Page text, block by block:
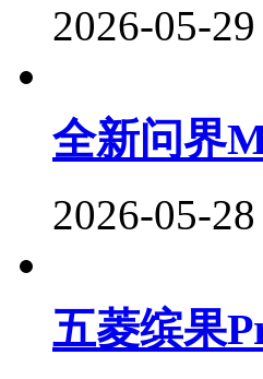
2026-05-
全新问界
2026-05-
五菱缤果